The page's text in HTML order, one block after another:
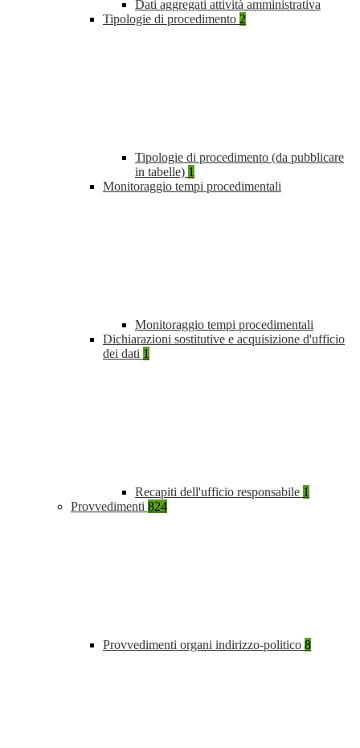
Dati aggregati attività amministrativa
Tipologie di procedimento 2
Tipologie di procedimento (da pubblicare
in tabelle) 1
Monitoraggio tempi procedimentali
Monitoraggio tempi procedimentali
Dichiarazioni sostitutive e acquisizione d'ufficio
dei dati 1
Recapiti dell'ufficio responsabile 1
Provvedimenti 824
Provvedimenti organi indirizzo-politico 8